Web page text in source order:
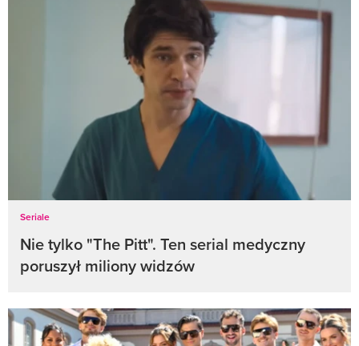
Seriale
Nie tylko "The Pitt". Ten serial medyczny
poruszył miliony widzów